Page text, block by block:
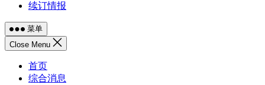
续订情报
菜单
Close Menu
首页
综合消息